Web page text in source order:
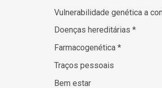
Vulnerabilidade genética a
Doenças hereditárias *
Farmacogenética *
Traços pessoais
Bem estar